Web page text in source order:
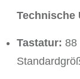
Technische
Tastatur: 88